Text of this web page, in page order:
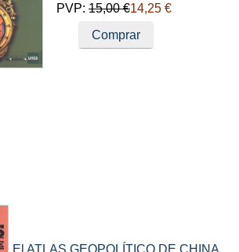
PVP: 15,00 €14,25 €
Comprar
El ATLAS GEOPOLÍTICO DE CHINA